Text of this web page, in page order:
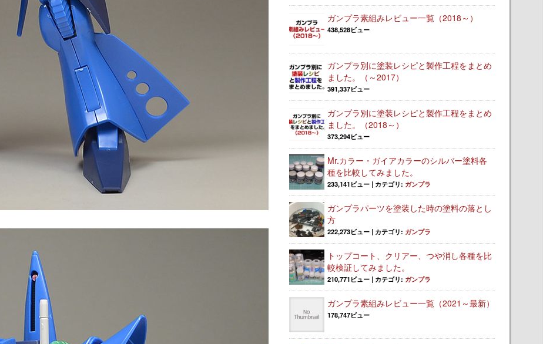
ガンプラ素組みレビュー一覧（2018～）
438,528ビュー
ガンプラ別に塗装レシピと製作工程をまとめ
ました。（～2017）
391,337ビュー
ガンプラ別に塗装レシピと製作工程をまとめ
ました。（2018～）
373,294ビュー
Mr.カラー・ガイアカラーのシルバー塗料各
種を比較してみました。
233,141ビュー | カテゴリ: ガンプラ
ガンプラパーツを塗装した時の塗料の落とし
方
222,273ビュー | カテゴリ: ガンプラ
トップコート、クリアー、つや消し各種を比
較検証してみました。
210,771ビュー | カテゴリ: ガンプラ
ガンプラ素組みレビュー一覧（2021～最新）
178,747ビュー